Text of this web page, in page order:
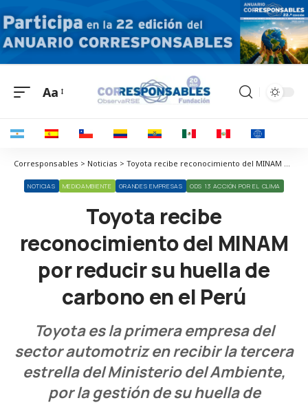
Aa
Corresponsables > Noticias > Toyota recibe reconocimiento del MINAM por reducir su huella de carbono en el Perú
NOTICIAS MEDIOAMBIENTE GRANDES EMPRESAS ODS 13 ACCIÓN POR EL CLIMA
Toyota recibe
reconocimiento del MINAM
por reducir su huella de
carbono en el Perú
Toyota es la primera empresa del
sector automotriz en recibir la tercera
estrella del Ministerio del Ambiente,
por la gestión de su huella de